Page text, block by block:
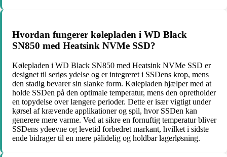
Hvordan fungerer kølepladen i WD Black
SN850 med Heatsink NVMe SSD?
Kølepladen i WD Black SN850 med Heatsink NVMe SSD er
designet til seriøs ydelse og er integreret i SSDens krop, mens
den stadig bevarer sin slanke form. Kølepladen hjælper med at
holde SSDen på den optimale temperatur, mens den opretholder
en topydelse over længere perioder. Dette er især vigtigt under
kørsel af krævende applikationer og spil, hvor SSDen kan
generere mere varme. Ved at sikre en fornuftig temperatur bliver
SSDens ydeevne og levetid forbedret markant, hvilket i sidste
ende bidrager til en mere pålidelig og holdbar lagerløsning.